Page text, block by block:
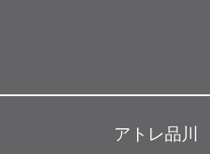
アトレ品川